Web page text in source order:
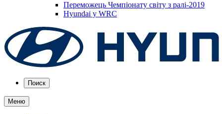
Переможець Чемпіонату світу з ралі-2019
Hyundai у WRC
Поиск
Меню